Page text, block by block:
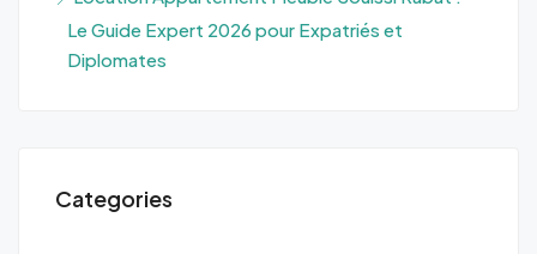
Le Guide Expert 2026 pour Expatriés et
Diplomates
Categories